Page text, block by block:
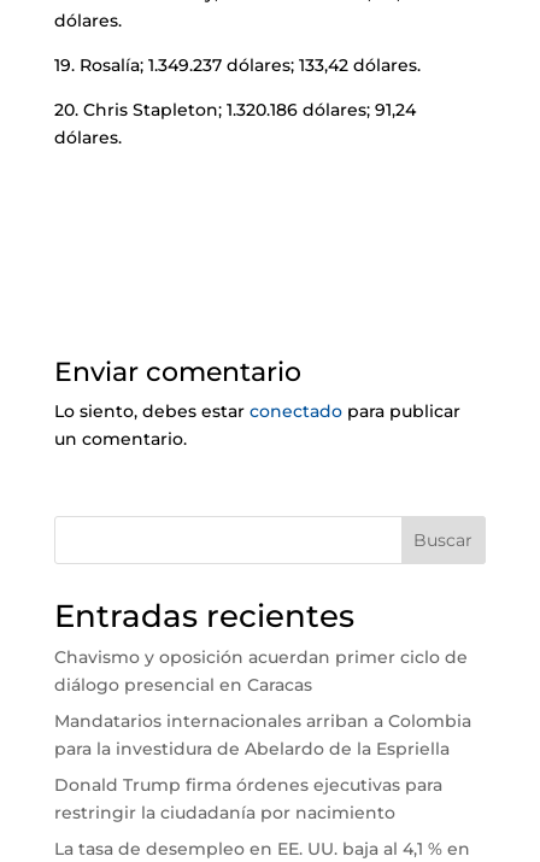
dólares.
19. Rosalía; 1.349.237 dólares; 133,42 dólares.
20. Chris Stapleton; 1.320.186 dólares; 91,24
dólares.
Enviar comentario
Lo siento, debes estar conectadopara publicar
un comentario.
Buscar
Entradas recientes
Chavismo y oposición acuerdan primer ciclo de
diálogo presencial en Caracas
Mandatarios internacionales arriban a Colombia
para la investidura de Abelardo de la Espriella
Donald Trump firma órdenes ejecutivas para
restringir la ciudadanía por nacimiento
La tasa de desempleo en EE. UU. baja al 4,1 % en